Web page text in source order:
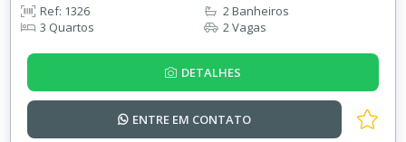
Ref: 1326
3 Quartos
2 Banheiros
2 Vagas
DETALHES
ENTRE EM CONTATO